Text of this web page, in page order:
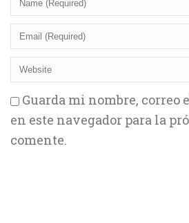
Guarda mi nombre, correo
en este navegador para la
comente.